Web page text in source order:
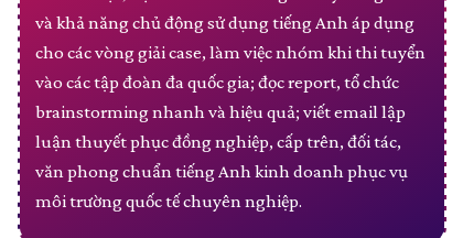
và khả năng chủ động sử dụng tiếng Anh áp dụng
cho các vòng giải case, làm việc nhóm khi thi tuyển
vào các tập đoàn đa quốc gia; đọc report, tổ chức
brainstorming nhanh và hiệu quả; viết email lập
luận thuyết phục đồng nghiệp, cấp trên, đối tác,
văn phong chuẩn tiếng Anh kinh doanh phục vụ
môi trường quốc tế chuyên nghiệp.